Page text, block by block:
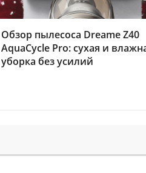
Обзор пылесоса Dreame Z40
AquaCycle Pro: сухая и
уборка без усилий